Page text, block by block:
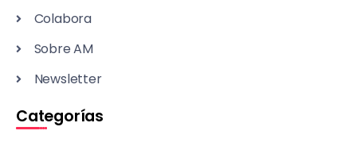
Colabora
Sobre AM
Newsletter
Categorías